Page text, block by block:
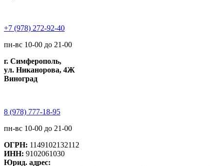
+7 (978) 272-92-40
пн-вс 10-00 до 21-00
г. Симферополь,
ул. Никанорова, 4Ж
Виноград
8 (978) 777-18-95
пн-вс 10-00 до 21-00
ОГРН: 1149102132112
ИНН: 9102061030
Юрид. адрес: